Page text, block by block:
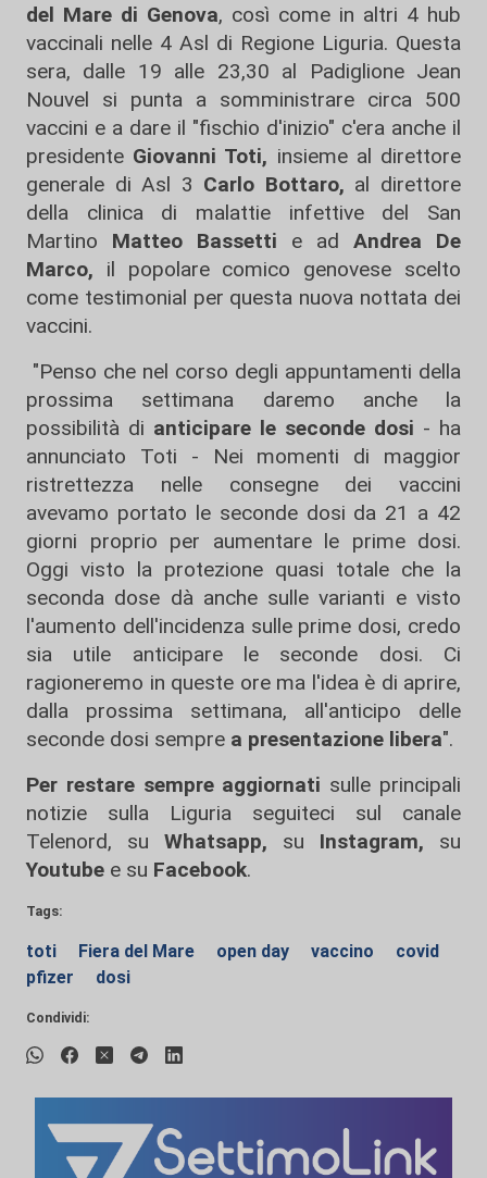
del Mare di Genova, così come in altri 4 hub
vaccinali nelle 4 Asl di Regione Liguria. Questa
sera, dalle 19 alle 23,30 al Padiglione Jean
Nouvel si punta a somministrare circa 500
vaccini e a dare il "fischio d'inizio" c'era anche il
presidente Giovanni Toti, insieme al direttore
generale di Asl 3 Carlo Bottaro, al direttore
della clinica di malattie infettive del San
Martino Matteo Bassetti e ad Andrea De
Marco, il popolare comico genovese scelto
come testimonial per questa nuova nottata dei
vaccini.
"Penso che nel corso degli appuntamenti della
prossima settimana daremo anche la
possibilità di anticipare le seconde dosi - ha
annunciato Toti - Nei momenti di maggior
ristrettezza nelle consegne dei vaccini
avevamo portato le seconde dosi da 21 a 42
giorni proprio per aumentare le prime dosi.
Oggi visto la protezione quasi totale che la
seconda dose dà anche sulle varianti e visto
l'aumento dell'incidenza sulle prime dosi, credo
sia utile anticipare le seconde dosi. Ci
ragioneremo in queste ore ma l'idea è di aprire,
dalla prossima settimana, all'anticipo delle
seconde dosi sempre a presentazione libera".
Per restare sempre aggiornati sulle principali
notizie sulla Liguria seguiteci sul canale
Telenord, su
Whatsapp, su Instagram, su
Youtube e su Facebook.
Tags:
toti Fiera del Mare open day vaccino
covid
pfizer
dosi
Condividi: